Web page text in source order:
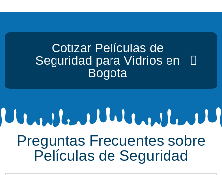
Cotizar Películas de
Seguridad para Vidrios en
Bogota
Preguntas Frecuentes sobre
Películas de Seguridad